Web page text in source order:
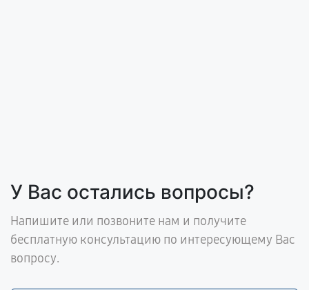
У Вас остались вопросы?
Напишите или позвоните нам и получите
бесплатную консультацию по интересующему Вас
вопросу.